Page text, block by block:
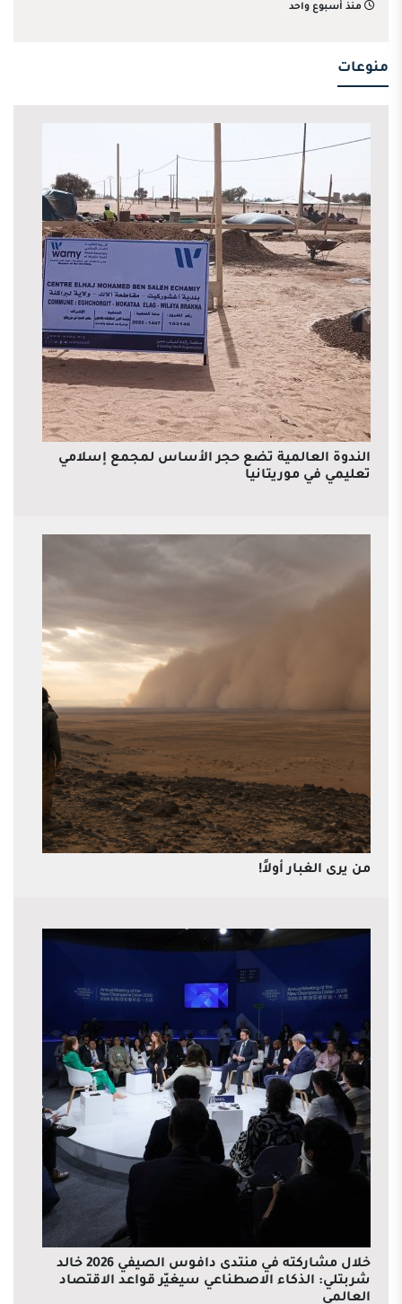
منذ أسبوع واحد
منوعات
الندوة العالمية تضع حجر الأساس لمجمع إسلامي
تعليمي في موريتانيا
من يرى الغبار أولاً!
خلال مشاركته في منتدى دافوس الصيفي 2026 خالد
شربتلي: الذكاء الاصطناعي سيغيّر قواعد الاقتصاد
العالمي